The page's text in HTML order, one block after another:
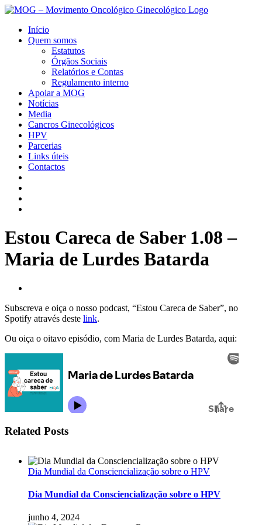
Início
Quem somos
Estatutos
Órgãos Sociais
Relatórios e Contas
Regulamento interno
Apoiar a MOG
Notícias
Media
Cancros Ginecológicos
HPV
Parcerias
Links úteis
Contactos
Estou Careca de Saber 1.08 –
Maria de Lurdes Batarda
Subscreva e oiça o nosso podcast, “Estou Careca de Saber”, no
Spotify através deste link.
Ou oiça o oitavo episódio, com Maria de Lurdes Batarda, aqui:
Related Posts
Dia Mundial da Consciencialização sobre o HPV
Dia Mundial da Consciencialização sobre o HPV
junho 4, 2024